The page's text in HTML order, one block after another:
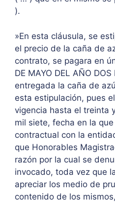
).
»En esta cláusula, se
el precio de la caña de
contrato, se pagara en
DE MAYO DEL AÑO
entregada la caña de
esta estipulación, pues
vigencia hasta el treinta
mil siete, fecha en la
contractual con la
que Honorables
razón por la cual se
invocado, toda vez que
apreciar los medio de
contenido de los